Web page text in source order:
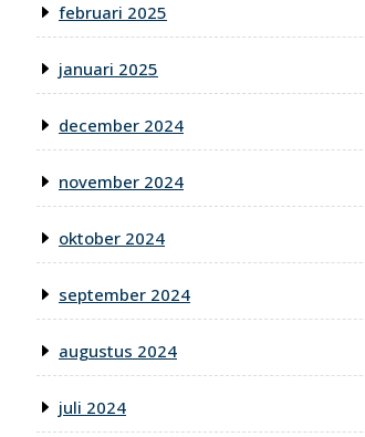
februari 2025
januari 2025
december 2024
november 2024
oktober 2024
september 2024
augustus 2024
juli 2024